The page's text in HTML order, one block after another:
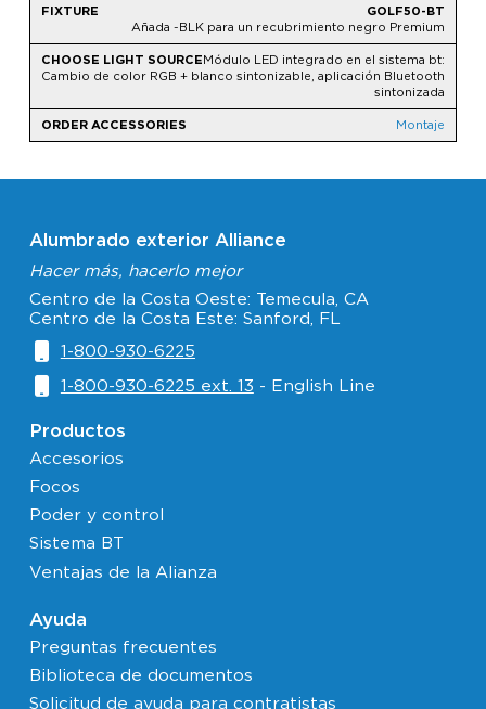
GOLF50-BT
Añada -BLK para un recubrimiento negro Premium
Módulo LED integrado en el sistema bt:
Cambio de color RGB + blanco sintonizable, aplicación Bluetooth
sintonizada
Montaje
Alumbrado exterior Alliance
Hacer más, hacerlo mejor
Centro de la Costa Oeste: Temecula, CA
Centro de la Costa Este: Sanford, FL
1-800-930-6225
1-800-930-6225 ext. 13 - English Line
Productos
Accesorios
Focos
Poder y control
Sistema BT
Ventajas de la Alianza
Ayuda
Preguntas frecuentes
Biblioteca de documentos
Solicitud de ayuda para contratistas